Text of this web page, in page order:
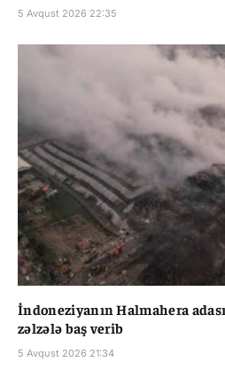
5 Avqust 2026 22:35
İndoneziyanın Halmahera
zəlzələ baş verib
5 Avqust 2026 21:34